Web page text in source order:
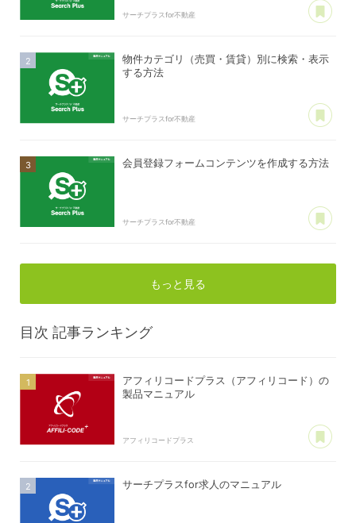
サーチプラスfor不動産
物件カテゴリ（売買・賃貸）別に検索・表示
する方法
サーチプラスfor不動産
会員登録フォームコンテンツを作成する方法
サーチプラスfor不動産
もっと見る
目次 記事ランキング
アフィリコードプラス（アフィリコード）の
製品マニュアル
アフィリコードプラス
サーチプラスfor求人のマニュアル